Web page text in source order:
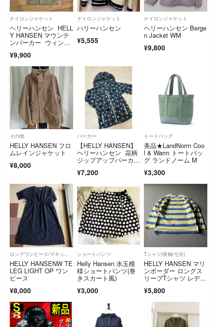
ナイロンジャケット
ヘリーハンセン HELL
Y HANSEN マウンテ
ンパーカー ウィンド
¥9,900
ナイロンジャケット
ハリーハンセン
¥5,555
ナイロンジャケット
ヘリーハンセン Berge
n Jacket WM
¥9,800
その他
HELLY HANSEN フロ
ムレインジャケット
¥8,000
パーカー
【HELLY HANSEN】
ヘリーハンセン 花柄
ジップアップパーカ
¥7,200
トートバッグ
美品★LandNorm Coo
l & Warm トートバッ
グ ランドノーム M
¥3,300
ロングワンピース/マキシワンピース
HELLY HANSENW TE
LEG LIGHT OP ワン
ピース
¥8,000
ショートパンツ
Helly Hansen 水玉模
様ショートパンツ(巻
きスカート風)
¥3,000
Tシャツ(長袖/七分)
HELLY HANSEN マリ
ンボーダー ロングス
リーブTシャツ レディ
¥5,800